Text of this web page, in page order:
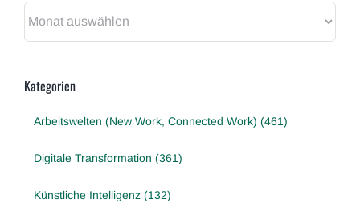
Kategorien
Arbeitswelten (New Work, Connected Work) (461)
Digitale Transformation (361)
Künstliche Intelligenz (132)